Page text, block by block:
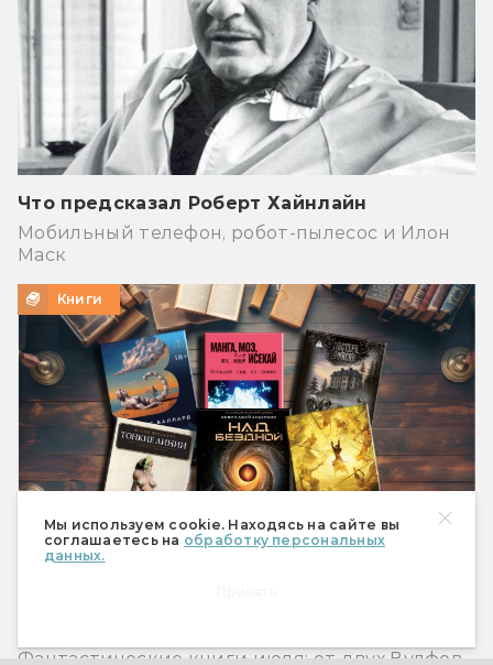
Мы используем cookie. Находясь на сайте вы
соглашаетесь на обработку персональных
данных.
Что предсказал Роберт Хайнлайн
Мобильный телефон, робот-пылесос и Илон
Маск
Книги
Фантастические книги июля: от двух Вулфов